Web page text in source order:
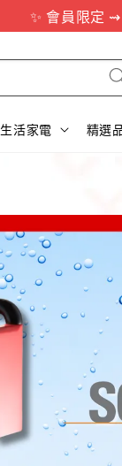
✨ 會員限定
生活家電 精選